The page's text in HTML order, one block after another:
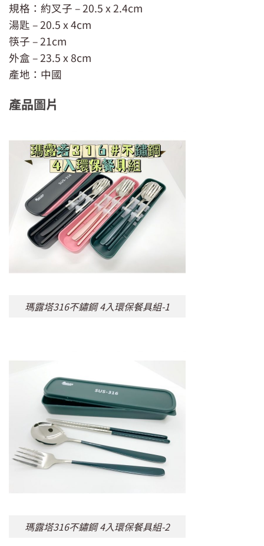
規格：約叉子 – 20.5 x 2.4cm
湯匙 – 20.5 x 4cm
筷子 – 21cm
外盒 – 23.5 x 8cm
產地：中國
產品圖片
瑪露塔316不鏽鋼 4入環保餐具組-1
瑪露塔316不鏽鋼 4入環保餐具組-2